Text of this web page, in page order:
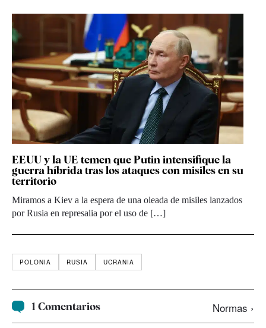
EEUU y la UE temen que Putin intensifique la
guerra híbrida tras los ataques con misiles en su
territorio
Miramos a Kiev a la espera de una oleada de misiles lanzados
por Rusia en represalia por el uso de […]
POLONIA RUSIA UCRANIA
1 Comentarios Normas ›